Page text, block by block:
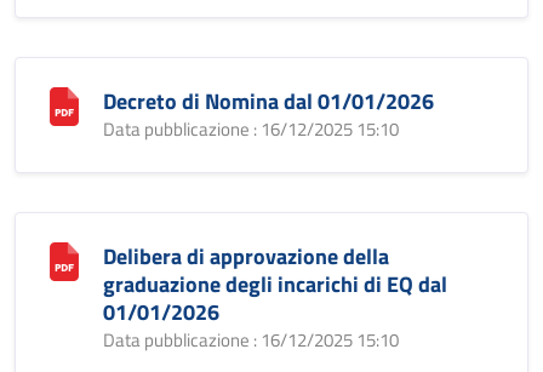
Decreto di Nomina dal 01/01/2026
Data pubblicazione : 16/12/2025 15:10
Delibera di approvazione della
graduazione degli incarichi di EQ dal
01/01/2026
Data pubblicazione : 16/12/2025 15:10